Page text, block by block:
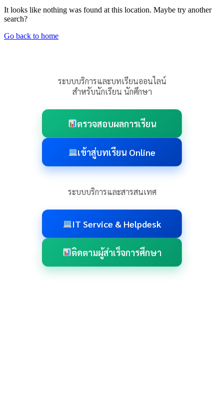
It looks like nothing was found at this location. Maybe try another
search?
Go back to home
ระบบบริการและบทเรียนออนไลน์
สำหรับนักเรียน นักศึกษา
ตรวจสอบผลการเรียน
เข้าสู่บทเรียน Online
ระบบบริการและสารสนเทศ
IT Service & Helpdesk
ติดตามผู้สำเร็จการศึกษา